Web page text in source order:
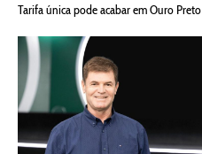
Tarifa única pode acabar em Ouro Preto